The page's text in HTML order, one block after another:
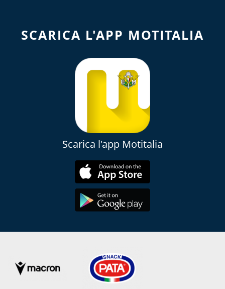
SCARICA L'APP MOTITALIA
Scarica l'app Motitalia